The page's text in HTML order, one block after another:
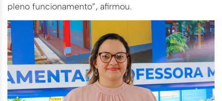
pleno funcionamento”, afirmou.